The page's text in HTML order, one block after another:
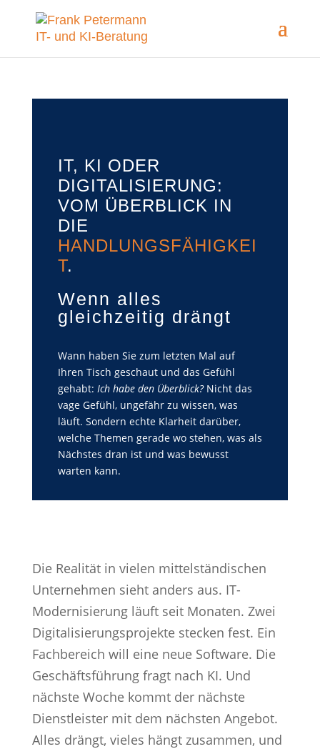
IT, KI ODER
DIGITALISIERUNG:
VOM ÜBERBLICK IN
DIE
HANDLUNGSFÄHIGKEI
T.
Wenn alles
gleichzeitig drängt
Wann haben Sie zum letzten Mal auf
Ihren Tisch geschaut und das Gefühl
gehabt: Ich habe den Überblick?Nicht das
vage Gefühl, ungefähr zu wissen, was
läuft. Sondern echte Klarheit darüber,
welche Themen gerade wo stehen, was als
Nächstes dran ist und was bewusst
warten kann.
Die Realität in vielen mittelständischen
Unternehmen sieht anders aus. IT-
Modernisierung läuft seit Monaten. Zwei
Digitalisierungsprojekte stecken fest. Ein
Fachbereich will eine neue Software. Die
Geschäftsführung fragt nach KI. Und
nächste Woche kommt der nächste
Dienstleister mit dem nächsten Angebot.
Alles drängt, vieles hängt zusammen, und